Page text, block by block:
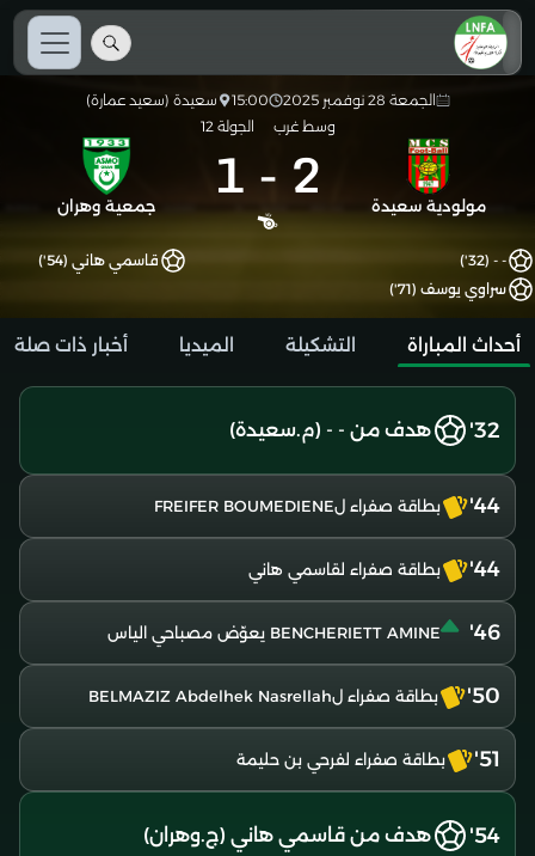
الجمعة 28 نوفمبر 2025 15:00
سعيدة (سعيد عمارة)
وسط غرب
الجولة 12
مولودية سعيدة 2
-
1 جمعية وهران
- - (32')
سراوي يوسف (71')
قاسمي هاني (54')
أحداث المباراة التشكيلة الميديا أخبار ذات صلة
32' هدف من - - (م.سعيدة)
44' بطاقة صفراء لFREIFER BOUMEDIENE
44' بطاقة صفراء لقاسمي هاني
46' BENCHERIETT AMINE يعوّض مصباحي الياس
50' بطاقة صفراء لBELMAZIZ Abdelhek Nasrellah
51' بطاقة صفراء لفرحي بن حليمة
54' هدف من قاسمي هاني (ج.وهران)